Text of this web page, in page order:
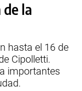
la
hasta el 16 de
Cipolletti.
importantes